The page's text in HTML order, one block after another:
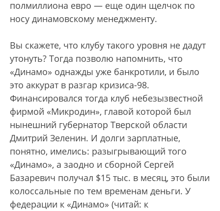
полмиллиона евро — еще один щелчок по
носу динамовскому менеджменту.
Вы скажете, что клубу такого уровня не дадут
утонуть? Тогда позволю напомнить, что
«Динамо» однажды уже банкротили, и было
это аккурат в разгар кризиса-98.
Финансировался тогда клуб небезызвестной
фирмой «Микродин», главой которой был
нынешний губернатор Тверской области
Дмитрий Зеленин. И долги зарплатные,
понятно, имелись: разыгрывающий того
«Динамо», а заодно и сборной Сергей
Базаревич получал $15 тыс. в месяц, это были
колоссальные по тем временам деньги. У
федерации к «Динамо» (читай: к